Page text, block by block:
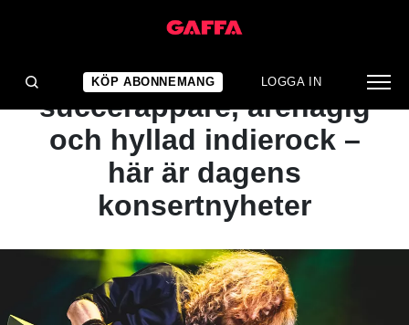
KÖP ABONNEMANG LOGGA IN
ARTIKEL
Metalikoner,
succérappare, arenagig
och hyllad indierock –
här är dagens
konsertnyheter